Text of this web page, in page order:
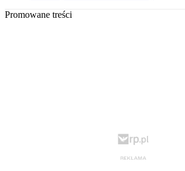
Promowane treści